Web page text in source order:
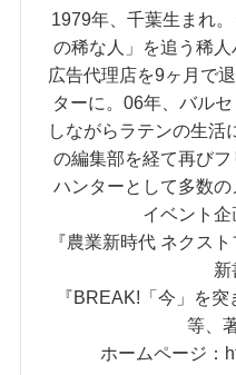
1979年、千葉生まれ
の稀な人」を追う稀
広告代理店を9ヶ月で
ターに。06年、バル
しながらラテンの生活
の編集部を経て再び
ハンターとして多数の
イベント企
『農業新時代 ネクス
新
『BREAK!「今」を
等、
ホームページ：